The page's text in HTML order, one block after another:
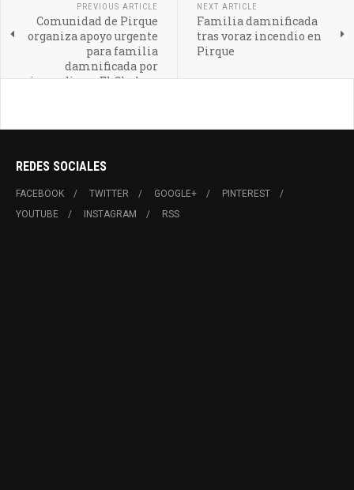
PREVIOUS ARTICLE
Comunidad de Pirque
organiza apoyo urgente
para familia
damnificada por
incendio en El Chalaco
NEXT ARTICLE
Familia damnificada
tras voraz incendio en
Pirque
REDES SOCIALES
FACEBOOK TWITTER GOOGLE+
PINTEREST
YOUTUBE
INSTAGRAM RSS